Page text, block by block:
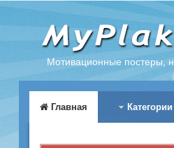
Мотивационные постеры,
Главная